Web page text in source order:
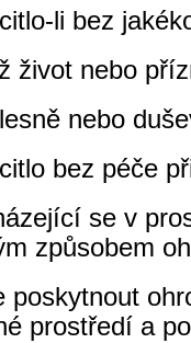
li bez
život nebo
nebo
bez péče
se v
způsobem
poskytnout
prostředí a